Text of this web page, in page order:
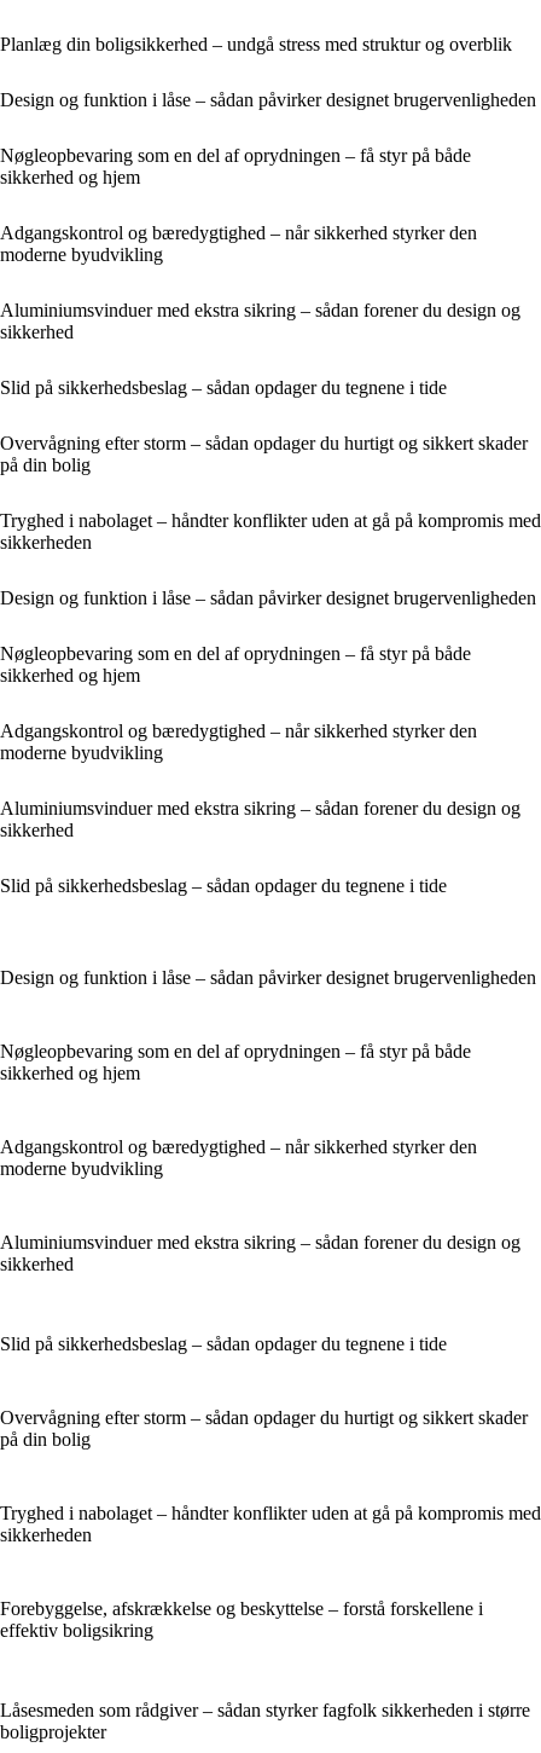
Planlæg din boligsikkerhed – undgå stress med struktur og overblik
Design og funktion i låse – sådan påvirker designet brugervenligheden
Nøgleopbevaring som en del af oprydningen – få styr på både
sikkerhed og hjem
Adgangskontrol og bæredygtighed – når sikkerhed styrker den
moderne byudvikling
Aluminiumsvinduer med ekstra sikring – sådan forener du design og
sikkerhed
Slid på sikkerhedsbeslag – sådan opdager du tegnene i tide
Overvågning efter storm – sådan opdager du hurtigt og sikkert skader
på din bolig
Tryghed i nabolaget – håndter konflikter uden at gå på kompromis med
sikkerheden
Design og funktion i låse – sådan påvirker designet brugervenligheden
Nøgleopbevaring som en del af oprydningen – få styr på både
sikkerhed og hjem
Adgangskontrol og bæredygtighed – når sikkerhed styrker den
moderne byudvikling
Aluminiumsvinduer med ekstra sikring – sådan forener du design og
sikkerhed
Slid på sikkerhedsbeslag – sådan opdager du tegnene i tide
Design og funktion i låse – sådan påvirker designet brugervenligheden
Nøgleopbevaring som en del af oprydningen – få styr på både
sikkerhed og hjem
Adgangskontrol og bæredygtighed – når sikkerhed styrker den
moderne byudvikling
Aluminiumsvinduer med ekstra sikring – sådan forener du design og
sikkerhed
Slid på sikkerhedsbeslag – sådan opdager du tegnene i tide
Overvågning efter storm – sådan opdager du hurtigt og sikkert skader
på din bolig
Tryghed i nabolaget – håndter konflikter uden at gå på kompromis med
sikkerheden
Forebyggelse, afskrækkelse og beskyttelse – forstå forskellene i
effektiv boligsikring
Låsesmeden som rådgiver – sådan styrker fagfolk sikkerheden i større
boligprojekter